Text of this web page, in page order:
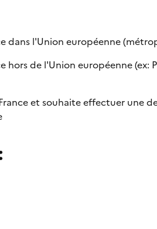
dans l'Union européenne
hors de l'Union européenne
et souhaite effectuer une